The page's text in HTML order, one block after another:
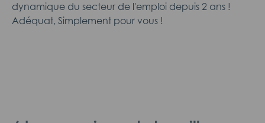
dynamique du secteur de l'emploi depuis 2 ans !
Adéquat, Simplement pour vous !